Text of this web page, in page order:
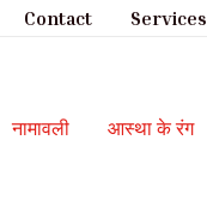
Contact Services
नामावली आस्था के रंग